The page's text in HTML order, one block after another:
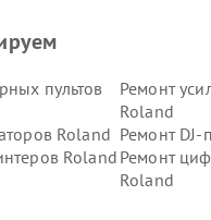
пультов
Ремонт
Roland
Roland Ремонт DJ-
Roland Ремонт
Roland